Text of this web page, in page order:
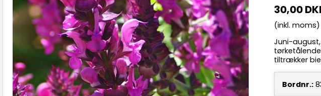
30,00
(inkl. moms)
Juni-
tiltrækker
Bordnr.: